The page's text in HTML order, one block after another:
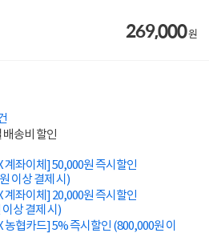
269,000원
송비 할인
계좌이체] 50,000원 즉시할인
이상 결제 시)
계좌이체] 20,000원 즉시할인
상 결제 시)
농협카드] 5% 즉시할인 (800,000원 이